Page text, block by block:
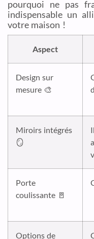
pourquoi ne pas
indispensable un
votre maison !
Aspect
Design sur
mesure 🎨
Miroirs intégrés
🪞
Porte
coulissante 🚪
Options de